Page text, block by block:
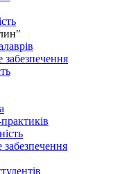
забезпечення